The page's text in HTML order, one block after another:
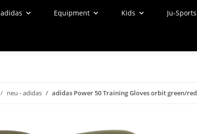
adidas Equipment Kids Ju-Sports
neu - adidas adidas Power 50 Training Gloves orbit green/red